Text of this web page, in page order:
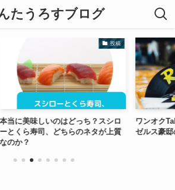
たうろすブログ
投稿
美味しいのはどっち？スシロ
ら寿司、どちらのネタが上質
？
ワンオクTakaの
ゼルス豪邸の秘